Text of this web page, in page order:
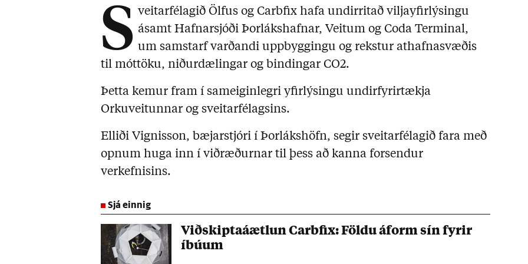
S veitarfélagið Ölfus og Carbfix hafa undirritað viljayfirlýsingu
ásamt Hafnarsjóði Þorlákshafnar, Veitum og Coda Terminal,
um samstarf varðandi uppbyggingu og rekstur athafnasvæðis
til móttöku, niðurdælingar og bindingar CO2.
Þetta kemur fram í sameiginlegri yfirlýsingu undirfyrirtækja
Orkuveitunnar og sveitarfélagsins.
Elliði Vignisson, bæjarstjóri í Þorlákshöfn, segir sveitarfélagið fara með
opnum huga inn í viðræðurnar til þess að kanna forsendur
verkefnisins.
Sjá einnig
Viðskiptaáætlun Carbfix: Földu áform sín fyrir
íbúum